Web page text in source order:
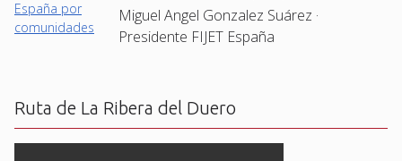
Miguel Angel Gonzalez Suárez ·
Presidente FIJET España
Ruta de La Ribera del Duero